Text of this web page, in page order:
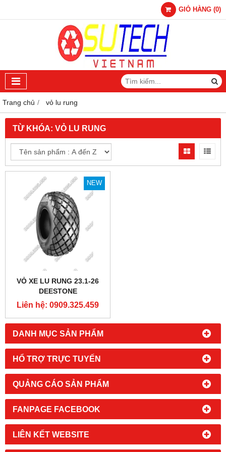
GIỎ HÀNG (0)
Trang chủ vỏ lu rung
DANH MỤC SẢN PHẨM
HỔ TRỢ TRỰC TUYẾN
QUẢNG CÁO SẢN PHẨM
FANPAGE FACEBOOK
LIÊN KẾT WEBSITE
TỪ KHÓA: VỎ LU RUNG
NEW
VỎ XE LU RUNG 23.1-26
DEESTONE
Liên hệ: 0909.325.459